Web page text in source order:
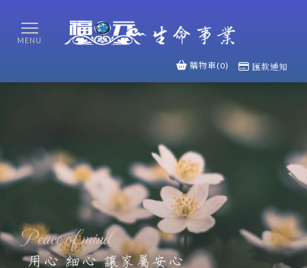
購物車(0) 匯款通知